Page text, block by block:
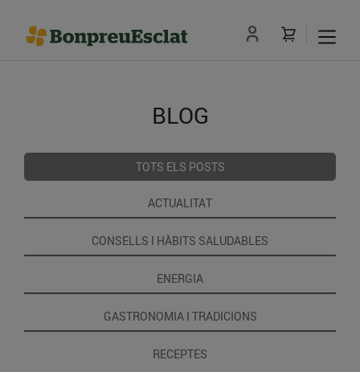
BLOG
TOTS ELS POSTS
ACTUALITAT
CONSELLS I HÀBITS SALUDABLES
ENERGIA
GASTRONOMIA I TRADICIONS
RECEPTES